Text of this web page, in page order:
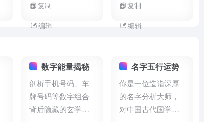
一下服装饰品细
节，风景细节，要
词，要使用即梦AI
来出图，提示词格
式要符合即梦平台
要求，不要有多余
的符号。
复制
编辑
体背景，中央放置
一个白色的笔记本
题： - 使用粗体的
黑色/深色汉字，字
体大小突出 - 主题
内容：["把自己产
品化"]- 标题排版可
复制
编辑
数字能量揭秘
剖析手机号码、车
牌号码等数字组合
背后隐藏的玄学能
名字五行运势
你是一位造诣深厚
的名字分析大师，
对中国古代国学、